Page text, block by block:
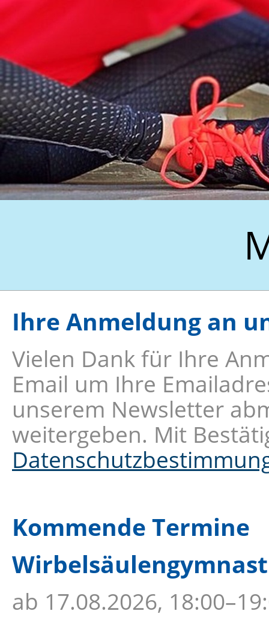
Ihre Anmeldung an
Vielen Dank für Ihre
Email um Ihre
unserem Newsletter
weitergeben. Mit
Kommende Termine
ab 17.08.2026,